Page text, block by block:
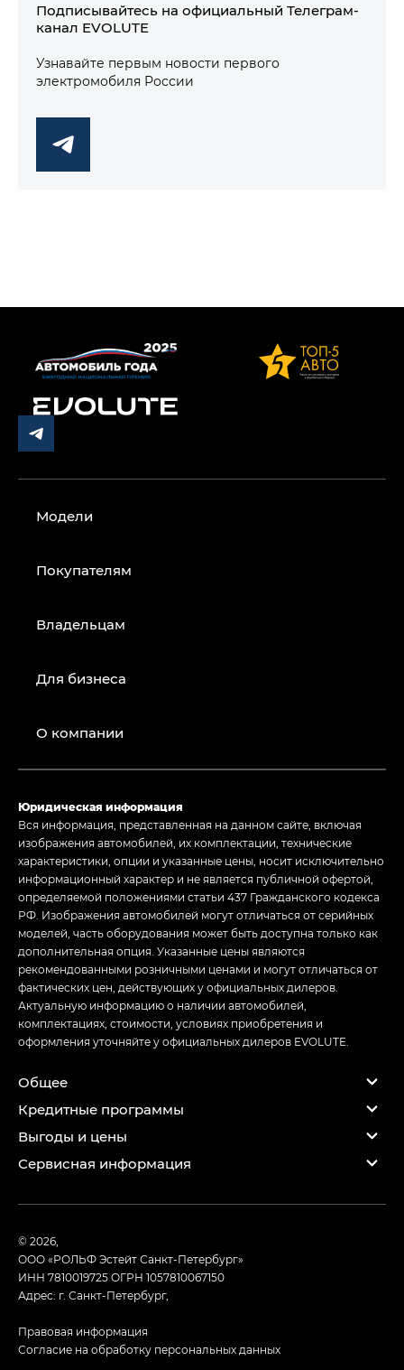
Подписывайтесь на официальный Телеграм-
канал EVOLUTE
Узнавайте первым новости первого
электромобиля России
Модели
Покупателям
Владельцам
Для бизнеса
О компании
Юридическая информация
Вся информация, представленная на данном сайте, включая
изображения автомобилей, их комплектации, технические
характеристики, опции и указанные цены, носит исключительно
информационный характер и не является публичной офертой,
определяемой положениями статьи 437 Гражданского кодекса
РФ. Изображения автомобилей могут отличаться от серийных
моделей, часть оборудования может быть доступна только как
дополнительная опция. Указанные цены являются
рекомендованными розничными ценами и могут отличаться от
фактических цен, действующих у официальных дилеров.
Актуальную информацию о наличии автомобилей,
комплектациях, стоимости, условиях приобретения и
оформления уточняйте у официальных дилеров EVOLUTE.
Общее
Кредитные программы
Выгоды и цены
Сервисная информация
© 2026,
ООО «РОЛЬФ Эстейт Санкт-Петербург»
ИНН 7810019725ОГРН 1057810067150
Адрес: г. Санкт-Петербург,
Правовая информация
Согласие на обработку персональных данных